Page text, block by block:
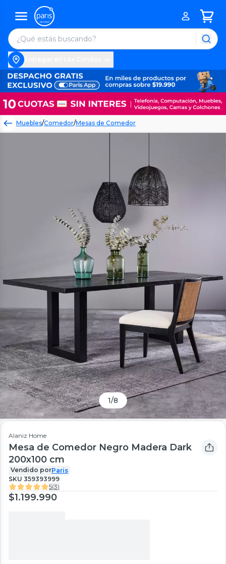
Muebles/Comedor/Mesas de Comedor
1/8
Alaniz Home
Mesa de Comedor Negro Madera Dark
200x100 cm
Vendido porParis
SKU 359393999
5(3)
$1.199.990